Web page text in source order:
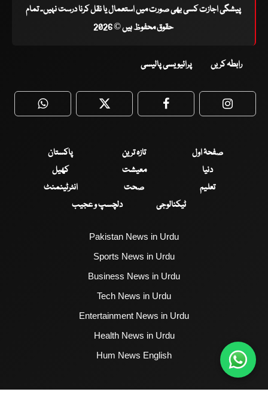
پیشگی اجازت کسی بھی صورت میں استعمال یا نقل کرنا درست نہیں۔ تمام
حقوق محفوظ ہیں © 2026
رابطہ کریں پرائیویسی پالیسی
WhatsApp Twitter Facebook
صفحۂ اول تازہ ترین
پاکستان
دنیا
معیشت
کھیل
تعلیم
صحت
انٹرٹینمنٹ
ٹیکنالوجی
دلچسپ و عجیب
Pakistan News in Urdu
Sports News in Urdu
Business News in Urdu
Tech News in Urdu
Entertainment News in Urdu
Health News in Urdu
Hum News English